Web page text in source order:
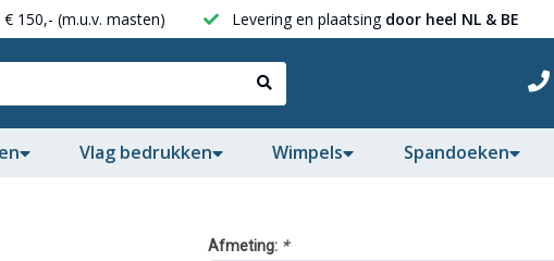
150,- (m.u.v. masten) Levering en plaatsing door heel NL & BE
Vlag bedrukken Wimpels Spandoeken
Afmeting: *